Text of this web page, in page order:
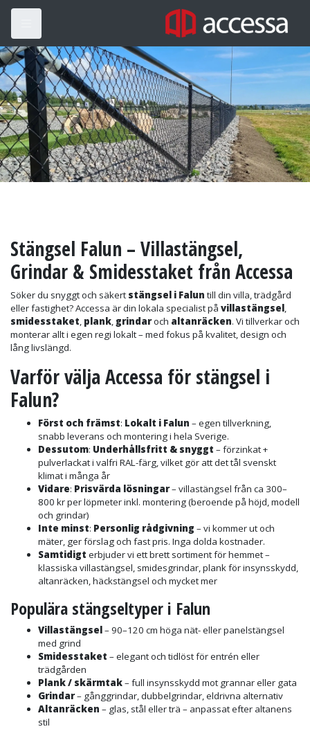
Stängsel Falun – Villastängsel,
Grindar & Smidesstaket från Accessa
Söker du snyggt och säkert stängsel i Falun till din villa, trädgård
eller fastighet? Accessa är din lokala specialist på villastängsel,
smidesstaket, plank, grindaroch altanräcken. Vi tillverkar och
monterar allt i egen regi lokalt – med fokus på kvalitet, design och
lång livslängd.
Varför välja Accessa för stängsel i
Falun?
Först och främst: Lokalt i Falun – egen tillverkning,
snabb leverans och montering i hela Sverige.
Dessutom: Underhållsfritt & snyggt – förzinkat +
pulverlackat i valfri RAL-färg, vilket gör att det tål svenskt
klimat i många år
Vidare: Prisvärda lösningar– villastängsel från ca 300–
800 kr per löpmeter inkl. montering (beroende på höjd, modell
och grindar)
Inte minst: Personlig rådgivning – vi kommer ut och
mäter, ger förslag och fast pris. Inga dolda kostnader.
Samtidigt erbjuder vi ett brett sortiment för hemmet –
klassiska villastängsel, smidesgrindar, plank för insynsskydd,
altanräcken, häckstängsel och mycket mer
Populära stängseltyper i Falun
Villastängsel– 90–120 cm höga nät- eller panelstängsel
med grind
Smidesstaket – elegant och tidlöst för entrén eller
trädgården
Plank / skärmtak– full insynsskydd mot grannar eller gata
Grindar– gånggrindar, dubbelgrindar, eldrivna alternativ
Altanräcken – glas, stål eller trä – anpassat efter altanens
stil